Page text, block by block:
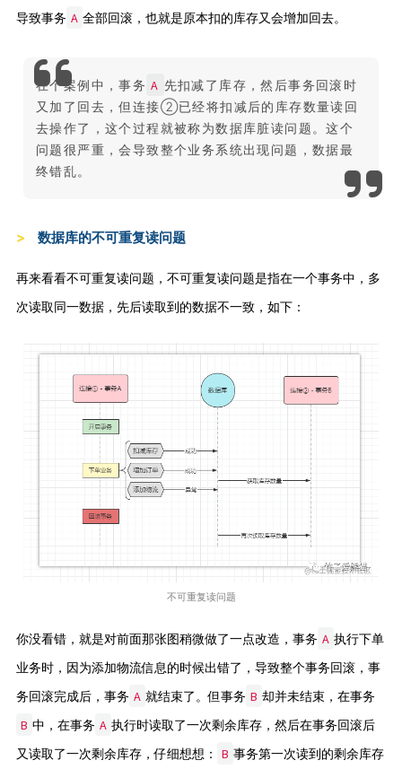
导致事务 A 全部回滚，也就是原本扣的库存又会增加回去。
在个案例中，事务 A 先扣减了库存，然后事务回滚时
又加了回去，但连接②已经将扣减后的库存数量读回
去操作了，这个过程就被称为数据库脏读问题。这个
问题很严重，会导致整个业务系统出现问题，数据最
终错乱。
数据库的不可重复读问题
再来看看不可重复读问题，不可重复读问题是指在一个事务中，多
次读取同一数据，先后读取到的数据不一致，如下：
不可重复读问题
你没看错，就是对前面那张图稍微做了一点改造，事务 A 执行下单
业务时，因为添加物流信息的时候出错了，导致整个事务回滚，事
务回滚完成后，事务 A 就结束了。但事务 B 却并未结束，在事务
B 中，在事务 A 执行时读取了一次剩余库存，然后在事务回滚后
又读取了一次剩余库存，仔细想想： B 事务第一次读到的剩余库存